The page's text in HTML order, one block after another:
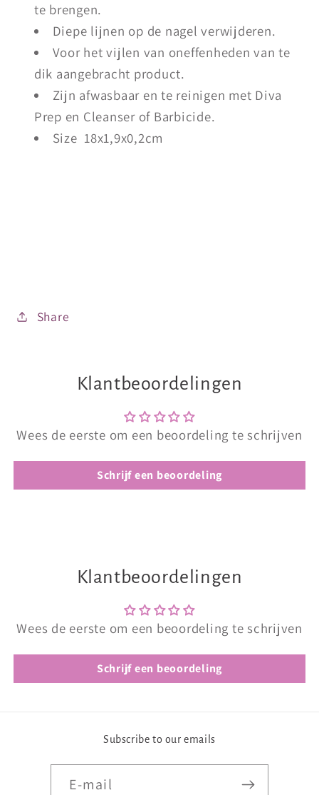
te brengen.
Diepe lijnen op de nagel verwijderen.
Voor het vijlen van oneffenheden van te
dik aangebracht product.
Zijn afwasbaar en te reinigen met Diva
Prep en Cleanser of Barbicide.
Size 18x1,9x0,2cm
Share
Klantbeoordelingen
Wees de eerste om een beoordeling te schrijven
Schrijf een beoordeling
Klantbeoordelingen
Wees de eerste om een beoordeling te schrijven
Schrijf een beoordeling
Subscribe to our emails
E‑mail